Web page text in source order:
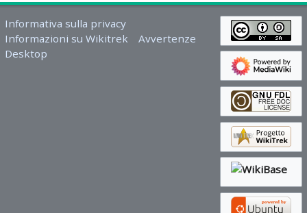
Informativa sulla privacy
Informazioni su Wikitrek
Avvertenze
Desktop